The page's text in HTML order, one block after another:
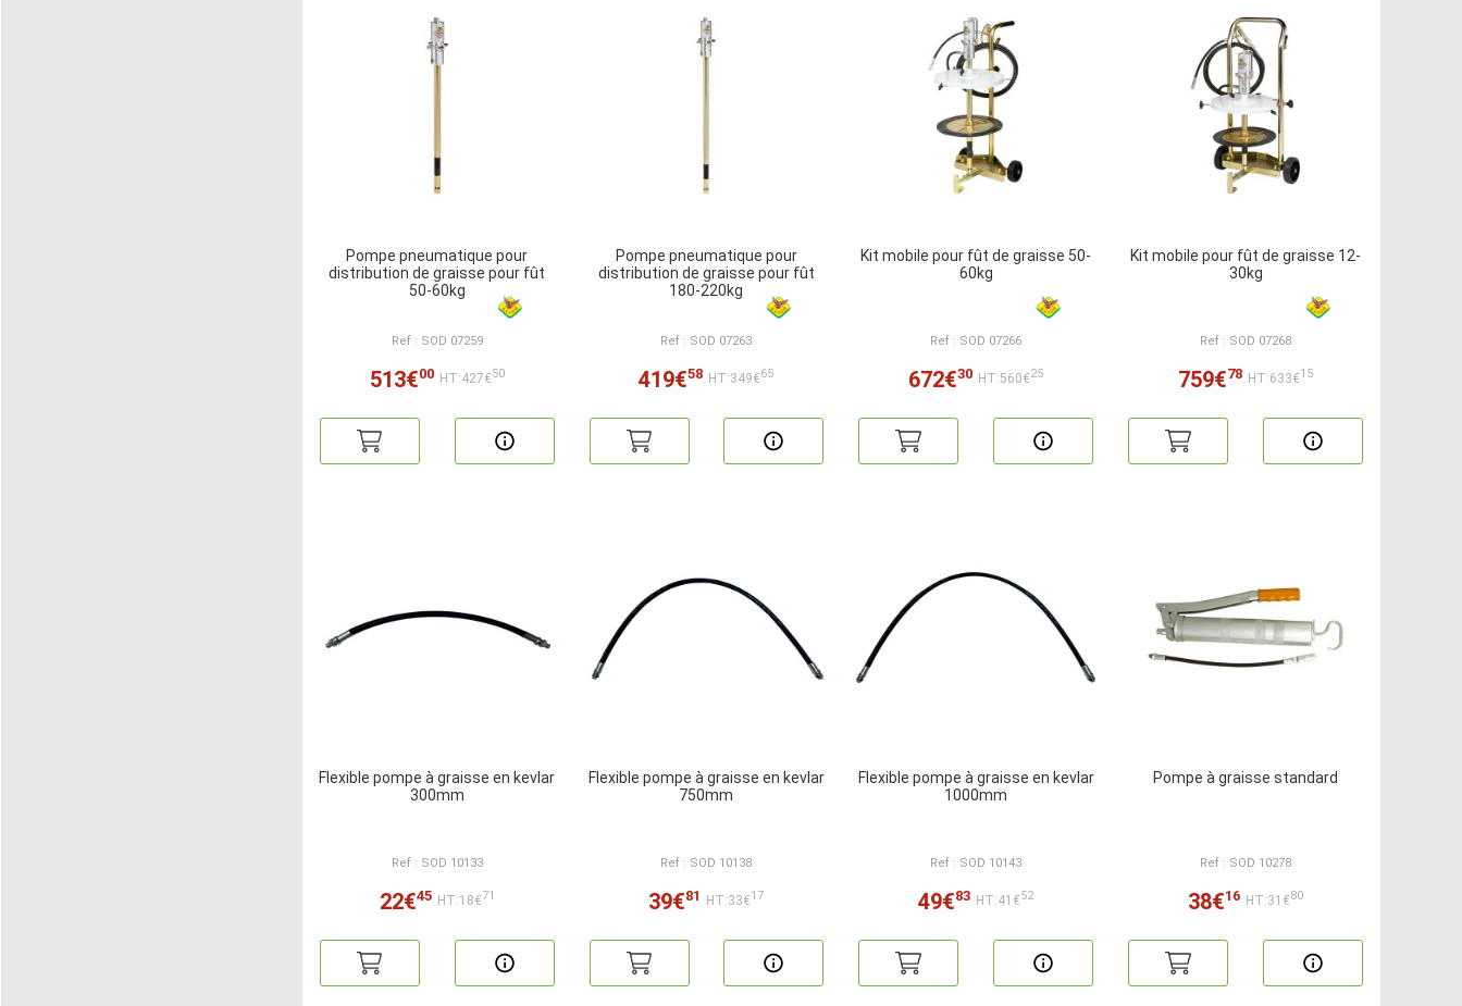
Pompe pneumatique pour
distribution de graisse pour fût
50-60kg
Ref : SOD 07259
513€00 HT:427€50
Pompe pneumatique pour
distribution de graisse pour fût
180-220kg
Ref : SOD 07263
419€58 HT:349€65
Kit mobile pour fût de graisse 50-
60kg
Ref : SOD 07266
672€30 HT:560€25
Kit mobile pour fût de graisse 12-
30kg
Ref : SOD 07268
759€78 HT:633€15
Flexible pompe à graisse en kevlar
300mm
Ref : SOD 10133
22€45 HT:18€71
Flexible pompe à graisse en kevlar
750mm
Ref : SOD 10138
39€81 HT:33€17
Flexible pompe à graisse en kevlar
1000mm
Ref : SOD 10143
49€83 HT:41€52
Pompe à graisse standard
Ref : SOD 10278
38€16 HT:31€80